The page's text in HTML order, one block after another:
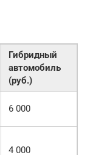
Гибридный
автомобиль
(руб.)
6 000
4 000